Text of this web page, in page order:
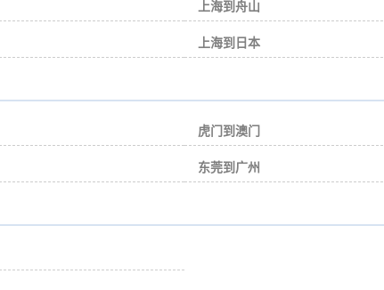
上海到舟山
上海到日本
虎门到澳门
东莞到广州